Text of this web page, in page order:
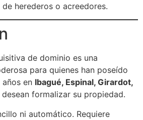
herederos o acreedores.
de dominio es una
para quienes han poseído
en Ibagué, Espinal, Girardot,
formalizar su propiedad.
ni automático. Requiere